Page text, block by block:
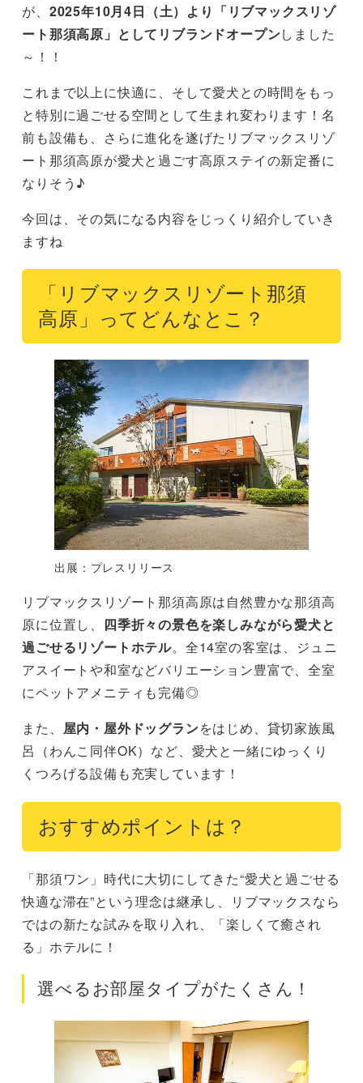
が、 2025年10月4日（土）より「リブマックスリゾ
ート那須高原」としてリブランドオープンしました
～！！
これまで以上に快適に、そして愛犬との時間をもっ
と特別に過ごせる空間として生まれ変わります！名
前も設備も、さらに進化を遂げたリブマックスリゾ
ート那須高原が愛犬と過ごす高原ステイの新定番に
なりそう♪
今回は、その気になる内容をじっくり紹介していき
ますね
「リブマックスリゾート那須
高原」ってどんなとこ？
出展：プレスリリース
リブマックスリゾート那須高原は自然豊かな那須高
原に位置し、 四季折々の景色を楽しみながら愛犬と
過ごせるリゾートホテル。全14室の客室は、ジュニ
アスイートや和室などバリエーション豊富で、全室
にペットアメニティも完備◎
また、 屋内・屋外ドッグランをはじめ、貸切家族風
呂（わんこ同伴OK）など、愛犬と一緒にゆっくり
くつろげる設備も充実しています！
おすすめポイントは？
「那須ワン」時代に大切にしてきた“愛犬と過ごせる
快適な滞在”という理念は継承し、リブマックスなら
ではの新たな試みを取り入れ、「楽しくて癒され
る」ホテルに！
選べるお部屋タイプがたくさん！